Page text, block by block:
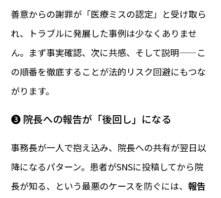
善意からの謝罪が「医療ミスの認定」と受け取ら
れ、トラブルに発展した事例は少なくありませ
ん。まず事実確認、次に共感、そして説明——こ
の順番を徹底することが法的リスク回避にもつな
がります。
❸ 院長への報告が「後回し」になる
事務長が一人で抱え込み、院長への共有が翌日以
降になるパターン。患者がSNSに投稿してから院
長が知る、という最悪のケースを防ぐには、報告